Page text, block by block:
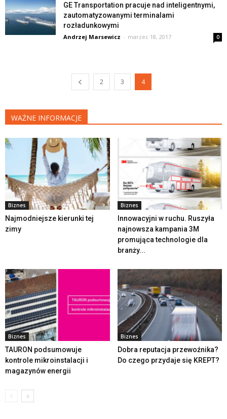
GE Transportation pracuje nad inteligentnymi,
zautomatyzowanymi terminalami
rozładunkowymi
Andrzej Marsewicz - marzec 18, 2017 0
2 3 4
WAŻNE INFORMACJE
Biznes
Najmodniejsze kierunki tej
zimy
Biznes
Innowacyjni w ruchu. Ruszyła
najnowsza kampania 3M
promująca technologie dla
branży...
Biznes
TAURON podsumowuje
kontrole mikroinstalacji i
magazynów energii
Biznes
Dobra reputacja przewoźnika?
Do czego przydaje się KREPT?